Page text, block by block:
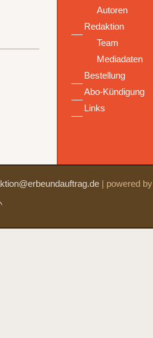
Autoren
Redaktion
Team
Mediadaten
Bestellung
Abo-Kündigung
Links
| powered by